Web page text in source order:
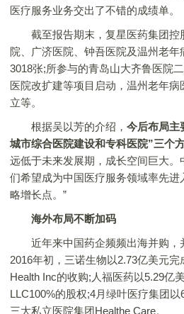
医疗服务业务交出了不错的成绩单。
截至报告期末，复星医药集团控
院、广济医院、钟吾医院及温州老
3018张;所参与的青岛山大齐鲁医院
医院改扩建等项目启动，温州老年
立等。
根据吴以芳的介绍， 今后布局主
城市综合医院建设和专科医院”三个方
远低于未来发展期，成长空间巨大
们希望成为中国医疗服务领域率先
略增长点。”
海外布局不断加码
近年来中国药企频频出海并购，
2016年初，三诺生物以2.73亿美元
Health Inc的收购;人福医药以5.29亿
LLC100%的股权;4月绿叶医疗集团
三大私立医院集团Healthe Care。